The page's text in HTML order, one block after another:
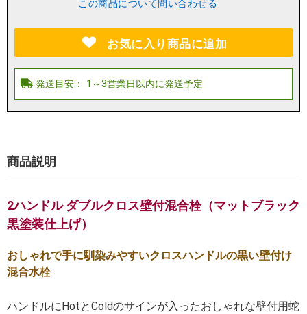
この商品について問い合わせる
お気に入り商品に追加
商品説明
2ハンドル ダブルクロス壁付混合栓（マットブラック
黒塗装仕上げ）
おしゃれで手に馴染みやすいクロスハンドルの黒い壁付け
混合水栓
ハンドルにHotとColdのサインが入ったおしゃれな壁付用蛇